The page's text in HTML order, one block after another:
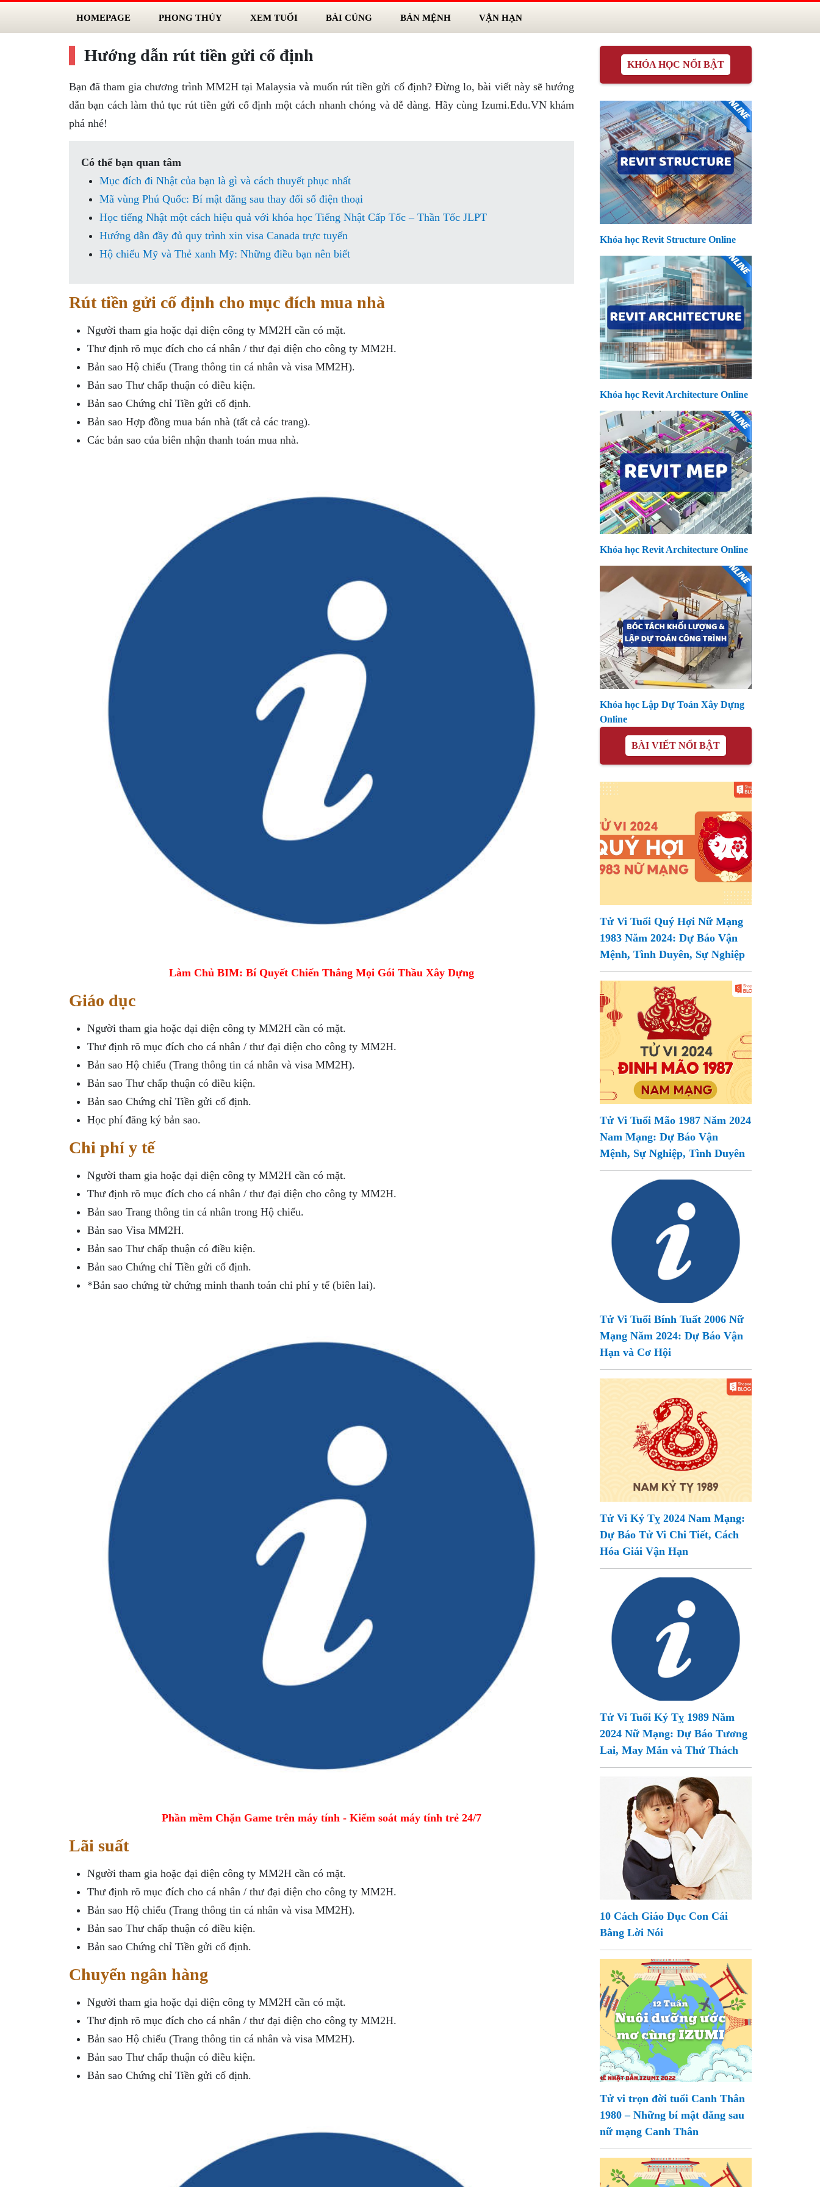
HOMEPAGE PHONG THỦY XEM TUỔI BÀI CÚNG BẢN MỆNH VẬN HẠN
Hướng dẫn rút tiền gửi cố định
Bạn đã tham gia chương trình MM2H tại Malaysia và muốn rút tiền gửi cố định? Đừng lo, bài viết này sẽ hướng
dẫn bạn cách làm thủ tục rút tiền gửi cố định một cách nhanh chóng và dễ dàng. Hãy cùng Izumi.Edu.VN khám
phá nhé!
Có thể bạn quan tâm
Mục đích đi Nhật của bạn là gì và cách thuyết phục nhất
Mã vùng Phú Quốc: Bí mật đằng sau thay đổi số điện thoại
Học tiếng Nhật một cách hiệu quả với khóa học Tiếng Nhật Cấp Tốc – Thần Tốc JLPT
Hướng dẫn đầy đủ quy trình xin visa Canada trực tuyến
Hộ chiếu Mỹ và Thẻ xanh Mỹ: Những điều bạn nên biết
Rút tiền gửi cố định cho mục đích mua nhà
Người tham gia hoặc đại diện công ty MM2H cần có mặt.
Thư định rõ mục đích cho cá nhân / thư đại diện cho công ty MM2H.
Bản sao Hộ chiếu (Trang thông tin cá nhân và visa MM2H).
Bản sao Thư chấp thuận có điều kiện.
Bản sao Chứng chỉ Tiền gửi cố định.
Bản sao Hợp đồng mua bán nhà (tất cả các trang).
Các bản sao của biên nhận thanh toán mua nhà.
Làm Chủ BIM: Bí Quyết Chiến Thắng Mọi Gói Thầu Xây Dựng
Giáo dục
Người tham gia hoặc đại diện công ty MM2H cần có mặt.
Thư định rõ mục đích cho cá nhân / thư đại diện cho công ty MM2H.
Bản sao Hộ chiếu (Trang thông tin cá nhân và visa MM2H).
Bản sao Thư chấp thuận có điều kiện.
Bản sao Chứng chỉ Tiền gửi cố định.
Học phí đăng ký bản sao.
Chi phí y tế
Người tham gia hoặc đại diện công ty MM2H cần có mặt.
Thư định rõ mục đích cho cá nhân / thư đại diện cho công ty MM2H.
Bản sao Trang thông tin cá nhân trong Hộ chiếu.
Bản sao Visa MM2H.
Bản sao Thư chấp thuận có điều kiện.
Bản sao Chứng chỉ Tiền gửi cố định.
*Bản sao chứng từ chứng minh thanh toán chi phí y tế (biên lai).
Phần mềm Chặn Game trên máy tính - Kiểm soát máy tính trẻ 24/7
Lãi suất
Người tham gia hoặc đại diện công ty MM2H cần có mặt.
Thư định rõ mục đích cho cá nhân / thư đại diện cho công ty MM2H.
Bản sao Hộ chiếu (Trang thông tin cá nhân và visa MM2H).
Bản sao Thư chấp thuận có điều kiện.
Bản sao Chứng chỉ Tiền gửi cố định.
Chuyển ngân hàng
Người tham gia hoặc đại diện công ty MM2H cần có mặt.
Thư định rõ mục đích cho cá nhân / thư đại diện cho công ty MM2H.
Bản sao Hộ chiếu (Trang thông tin cá nhân và visa MM2H).
Bản sao Thư chấp thuận có điều kiện.
Bản sao Chứng chỉ Tiền gửi cố định.
KHÓA HỌC NỔI BẬT
Khóa học Revit Structure Online
Khóa học Revit Architecture Online
Khóa học Revit Architecture Online
Khóa học Lập Dự Toán Xây Dựng
Online
BÀI VIẾT NỔI BẬT
Tử Vi Tuổi Quý Hợi Nữ Mạng
1983 Năm 2024: Dự Báo Vận
Mệnh, Tình Duyên, Sự Nghiệp
Tử Vi Tuổi Mão 1987 Năm 2024
Nam Mạng: Dự Báo Vận
Mệnh, Sự Nghiệp, Tình Duyên
Tử Vi Tuổi Bính Tuất 2006 Nữ
Mạng Năm 2024: Dự Báo Vận
Hạn và Cơ Hội
Tử Vi Kỷ Tỵ 2024 Nam Mạng:
Dự Báo Tử Vi Chi Tiết, Cách
Hóa Giải Vận Hạn
Tử Vi Tuổi Kỷ Tỵ 1989 Năm
2024 Nữ Mạng: Dự Báo Tương
Lai, May Mắn và Thử Thách
10 Cách Giáo Dục Con Cái
Bằng Lời Nói
Tử vi trọn đời tuổi Canh Thân
1980 – Những bí mật đằng sau
nữ mạng Canh Thân